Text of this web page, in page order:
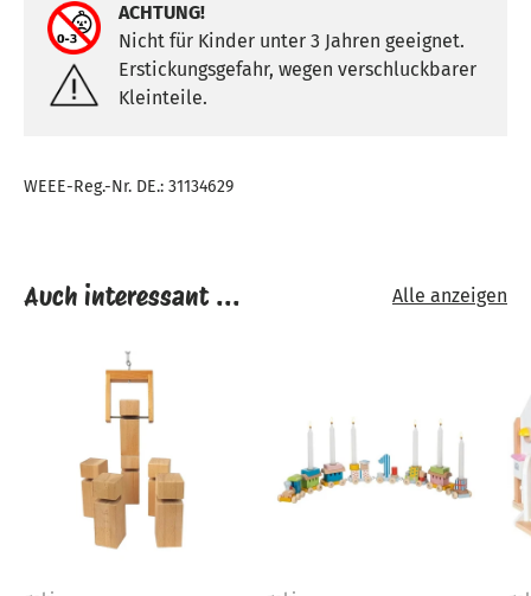
ACHTUNG!
Nicht für Kinder unter 3 Jahren geeignet.
Erstickungsgefahr, wegen verschluckbarer
Kleinteile.
WEEE-Reg.-Nr. DE.: 31134629
Auch interessant ... Alle anzeigen